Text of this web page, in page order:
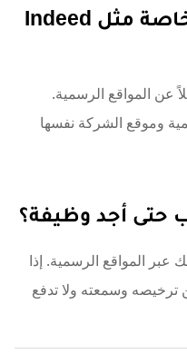
هل مواقع التوظيف الخاصة مثل Indeed
عن المواقع الرسمية.
وموقع الشركة نفسها
حتى أجد وظيفة؟
عبر المواقع الرسمية. إذا
وسمعته ولا تدفع